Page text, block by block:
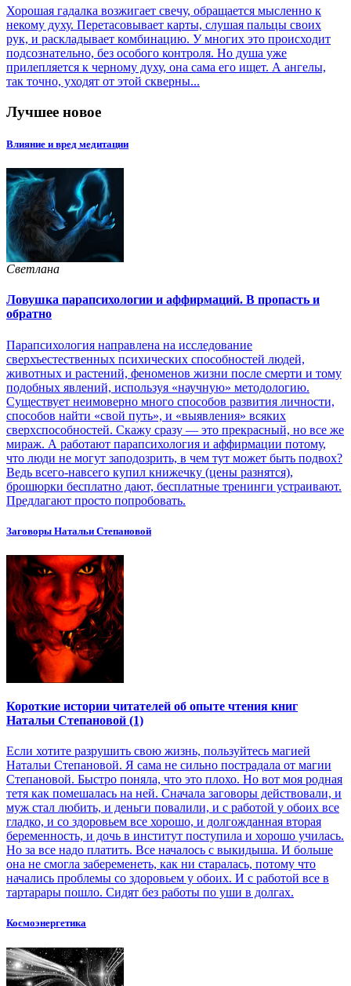
Хорошая гадалка возжигает свечу, обращается мысленно к
некому духу. Перетасовывает карты, слушая пальцы своих
рук, и раскладывает комбинацию. У многих это происходит
подсознательно, без особого контроля. Но душа уже
прилепляется к черному духу, она сама его ищет. А ангелы,
так точно, уходят от этой скверны...
Лучшее новое
Влияние и вред медитации
Светлана
Ловушка парапсихологии и аффирмаций. В пропасть и
обратно
Парапсихология направлена на исследование
сверхъестественных психических способностей людей,
животных и растений, феноменов жизни после смерти и тому
подобных явлений, используя «научную» методологию.
Существует неимоверно много способов развития личности,
способов найти «свой путь», и «выявления» всяких
сверхспособностей. Скажу сразу — это прекрасный, но все же
мираж. А работают парапсихология и аффирмации потому,
что люди не могут заподозрить, в чем тут может быть подвох?
Ведь всего-навсего купил книжечку (цены разнятся),
брошюрки бесплатно дают, бесплатные тренинги устраивают.
Предлагают просто попробовать.
Заговоры Натальи Степановой
Короткие истории читателей об опыте чтения книг
Натальи Степановой (1)
Если хотите разрушить свою жизнь, пользуйтесь магией
Натальи Степановой. Я сама не сильно пострадала от магии
Степановой. Быстро поняла, что это плохо. Но вот моя родная
тетя как помешалась на ней. Сначала заговоры действовали, и
муж стал любить, и деньги повалили, и с работой у обоих все
гладко, и со здоровьем все хорошо, и долгожданная вторая
беременность, и дочь в институт поступила и хорошо училась.
Но за все надо платить. Все началось с выкидыша. И больше
она не смогла забеременеть, как ни старалась, потому что
начались проблемы со здоровьем у обоих. И с работой все в
тартарары пошло. Сидят без работы по уши в долгах.
Космоэнергетика